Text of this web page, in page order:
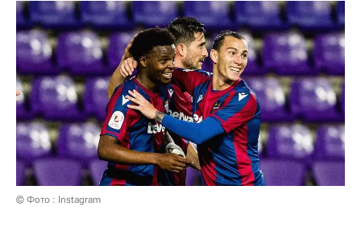
© Фото : Instagram